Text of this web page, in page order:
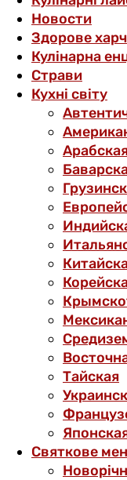
Новости
Здорове
Кулінарна
Страви
Кухні світу
Тайская
Святкове